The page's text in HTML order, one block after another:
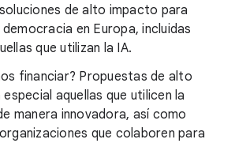
de alto impacto para
en Europa, incluidas
que utilizan la IA.
financiar? Propuestas de alto
aquellas que utilicen la
manera innovadora, así como
que colaboren para